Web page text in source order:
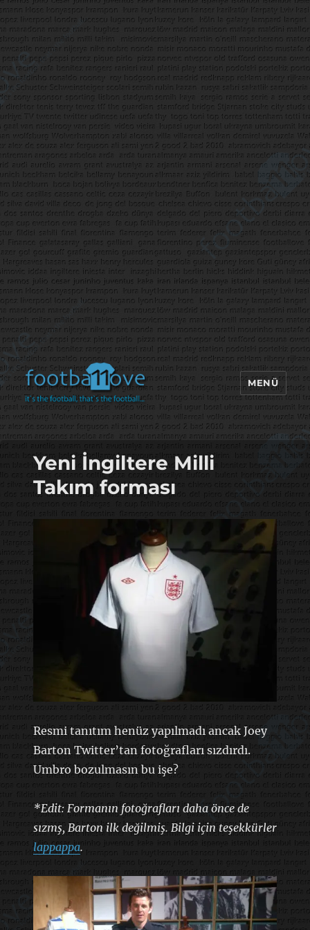
footbaLLove
MENÜ
Yeni İngiltere Milli
Takım forması
Resmi tanıtım henüz yapılmadı ancak Joey
Barton Twitter’tan fotoğrafları sızdırdı.
Umbro bozulmasın bu işe?
*Edit: Formanın fotoğrafları daha önce de
sızmş, Barton ilk değilmiş. Bilgi için teşekkürler
lappappa.